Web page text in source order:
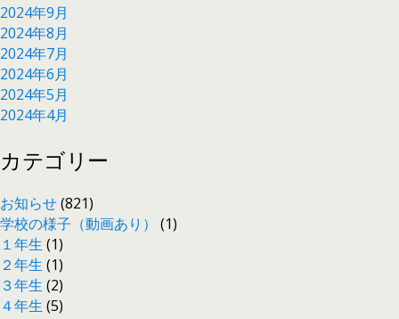
2024年9月
2024年8月
2024年7月
2024年6月
2024年5月
2024年4月
カテゴリー
お知らせ(821)
学校の様子（動画あり）
(1)
１年生 (1)
２年生 (1)
３年生 (2)
４年生 (5)